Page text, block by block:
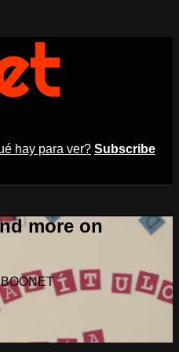
hay para ver? Subscribe
more on